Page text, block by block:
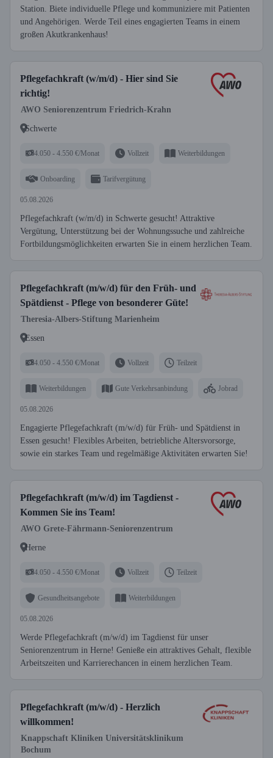
Station. Biete individuelle Pflege und kommuniziere mit Patienten
und Angehörigen. Werde Teil eines engagierten Teams in einem
großen Akutkrankenhaus!
Pflegefachkraft (w/m/d) - Hier sind Sie
richtig!
AWO Seniorenzentrum Friedrich-Krahn
Schwerte
4.050 - 4.550 €/Monat Vollzeit Weiterbildungen
Onboarding Tarifvergütung
05.08.2026
Pflegefachkraft (w/m/d) in Schwerte gesucht! Attraktive
Vergütung, Unterstützung bei der Wohnungssuche und zahlreiche
Fortbildungsmöglichkeiten erwarten Sie in einem herzlichen Team.
Pflegefachkraft (m/w/d) für den Früh- und
Spätdienst - Pflege von besonderer Güte!
Theresia-Albers-Stiftung Marienheim
Essen
4.050 - 4.550 €/Monat Vollzeit Teilzeit
Weiterbildungen Gute Verkehrsanbindung Jobrad
05.08.2026
Engagierte Pflegefachkraft (m/w/d) für Früh- und Spätdienst in
Essen gesucht! Flexibles Arbeiten, betriebliche Altersvorsorge,
sowie ein starkes Team und regelmäßige Aktivitäten erwarten Sie!
Pflegefachkraft (m/w/d) im Tagdienst -
Kommen Sie ins Team!
AWO Grete-Fährmann-Seniorenzentrum
Herne
4.050 - 4.550 €/Monat Vollzeit Teilzeit
Gesundheitsangebote Weiterbildungen
05.08.2026
Werde Pflegefachkraft (m/w/d) im Tagdienst für unser
Seniorenzentrum in Herne! Genieße ein attraktives Gehalt, flexible
Arbeitszeiten und Karrierechancen in einem herzlichen Team.
Pflegefachkraft (m/w/d) - Herzlich
willkommen!
Knappschaft Kliniken Universitätsklinikum
Bochum